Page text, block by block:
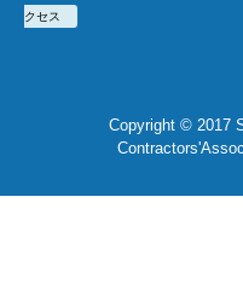
クセス
Copyright © 2017